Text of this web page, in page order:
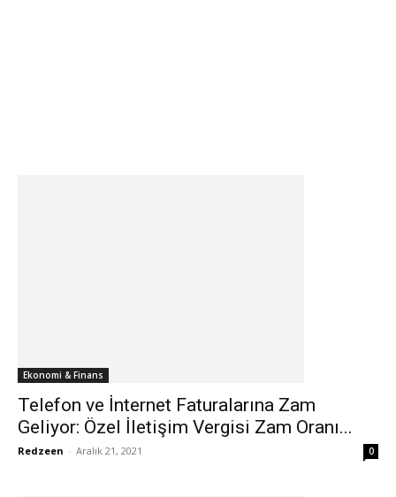
Ekonomi & Finans
Telefon ve İnternet Faturalarına Zam
Geliyor: Özel İletişim Vergisi Zam Oranı...
Redzeen - Aralık 21, 2021 0